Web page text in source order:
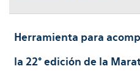
Herramienta para
la 22° edición de la